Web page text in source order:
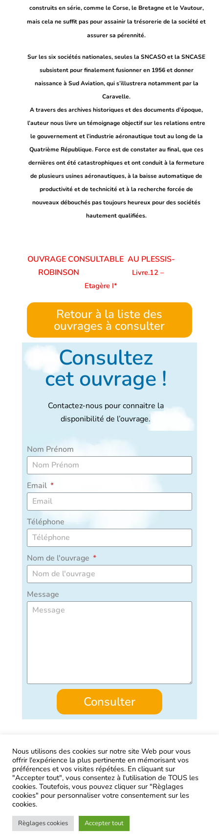
construits en série, comme le Corse, le Bretagne et le Vautour,
mais cela ne suffit pas pour assainir la trésorerie de la société et
assurer sa pérennité.
Sur les six sociétés nationales, seules la SNCASO et la SNCASE
subsistent pour finalement fusionner en 1956 et donner
naissance à Sud Aviation, qui s’illustrera notamment par la
Caravelle.
A travers des archives historiques et des documents d’époque,
l’auteur nous livre un témoignage objectif sur les relations entre
le gouvernement et l’industrie aéronautique tout au long de la
Quatrième République. Force est de constater au final, que ces
dernières ont été catastrophiques et ont conduit à la fermeture
de plusieurs usines aéronautiques, à la baisse automatique de
productivité et de technicité et à la recherche forcée de
nouveaux débouchés pas toujours heureux pour des sociétés
hautement qualifiées.
OUVRAGE CONSULTABLE AU PLESSIS-
ROBINSON Livre.12 –
Etagère I*
Retour à la liste des
ouvrages à consulter
Consultez
cet ouvrage !
Contactez-nous pour connaitre la
disponibilité de l’ouvrage.
Nom Prénom
Email
Téléphone
Nom de l'ouvrage
Message
Consulter
AIRtage 2024© Tous droits réservés
Mentions légales
Contactez-nous !
Nous utilisons des cookies sur notre site Web pour vous
offrir l'expérience la plus pertinente en mémorisant vos
préférences et vos visites répétées. En cliquant sur
"Accepter tout", vous consentez à l'utilisation de TOUS les
cookies. Toutefois, vous pouvez cliquer sur "Règlages
cookies" pour personnaliser votre consentement sur les
cookies.
Règlages cookies Accepter tout